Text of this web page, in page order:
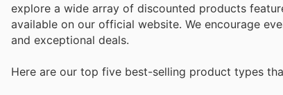
explore a wide array of discounted products
available on our official website. We encourage
and exceptional deals.
Here are our top five best-selling product types